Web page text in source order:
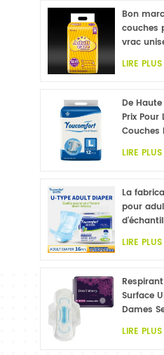
Bon
couches
vrac
couches
LIRE PLUS
De
Prix Pour
Couches
LIRE PLUS
La
pour
couches
usine en
LIRE PLUS
Surface
Dames
LIRE PLUS